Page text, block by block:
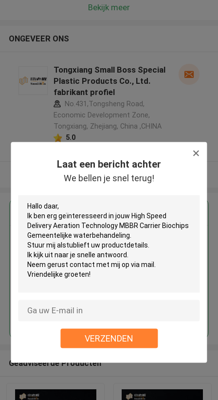
Laat een bericht achter
We bellen je snel terug!
VERZENDEN
Bekijk meer
ONGEVEER ONS
Tongxiang Small Boss Special
Plastic Products Co., Ltd.
fabrikant profiel
No.431,Tongsheng Road,
Economic Development Zone,
Tongxiang, Zhejiang, China ,CHINA
5.0
Bekijk meer
Krijg de beste prijs voor
High Speed Delivery Aeration
Technology MBBR Carrier
Biochips Gemeentelijke
waterbehandeling
Geadviseerde Producten